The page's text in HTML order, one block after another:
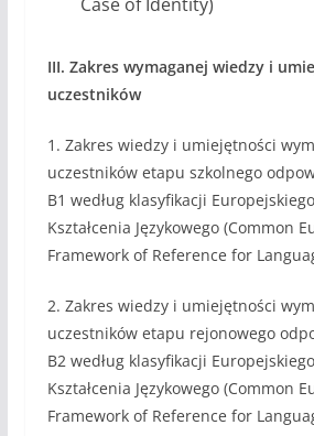
III. Zakres wymaganej wiedzy i
uczestników
1. Zakres wiedzy i umiejętności
uczestników etapu szkolnego
B1 według klasyfikacji
Kształcenia Językowego (Common
Framework of Reference for
2. Zakres wiedzy i umiejętności
uczestników etapu rejonowego
B2 według klasyfikacji
Kształcenia Językowego (Common
Framework of Reference for